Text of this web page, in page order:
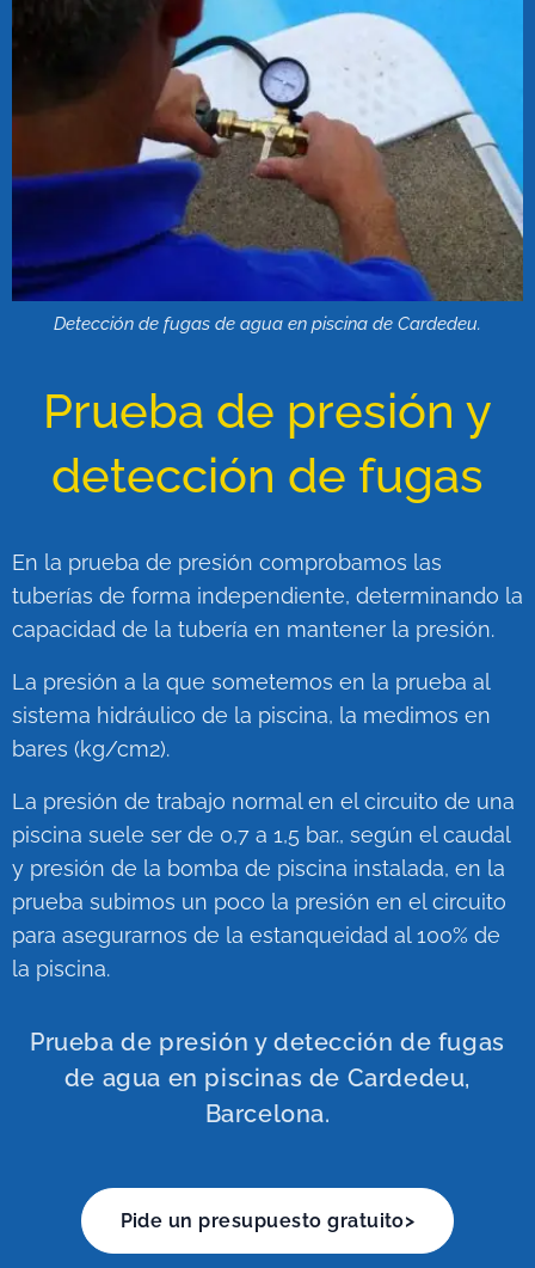
Detección de fugas de agua en piscina de Cardedeu.
Prueba de presión y
detección de fugas
En la prueba de presión comprobamos las
tuberías de forma independiente, determinando la
capacidad de la tubería en mantener la presión.
La presión a la que sometemos en la prueba al
sistema hidráulico de la piscina, la medimos en
bares (kg/cm2).
La presión de trabajo normal en el circuito de una
piscina suele ser de 0,7 a 1,5 bar., según el caudal
y presión de la bomba de piscina instalada, en la
prueba subimos un poco la presión en el circuito
para asegurarnos de la estanqueidad al 100% de
la piscina.
Prueba de presión y detección de fugas
de agua en piscinas de Cardedeu,
Barcelona.
Pide un presupuesto gratuito>